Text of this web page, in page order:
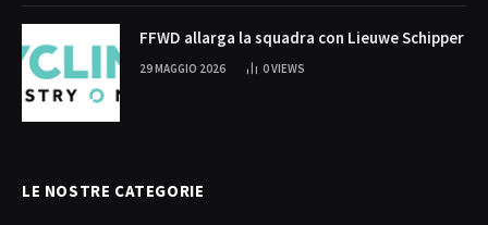
FFWD allarga la squadra con Lieuwe Schipper
29 MAGGIO 2026 0VIEWS
LE NOSTRE CATEGORIE